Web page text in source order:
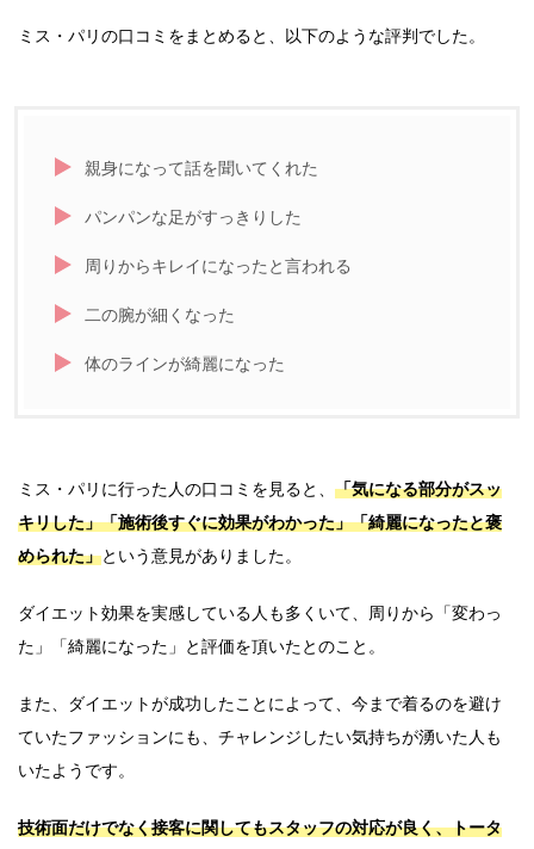
ミス・パリの口コミをまとめると、以下のような評判でした。
親身になって話を聞いてくれた
パンパンな足がすっきりした
周りからキレイになったと言われる
二の腕が細くなった
体のラインが綺麗になった
ミス・パリに行った人の口コミを見ると、 「気になる部分がスッ
キリした」「施術後すぐに効果がわかった」「綺麗になったと褒
められた」という意見がありました。
ダイエット効果を実感している人も多くいて、周りから「変わっ
た」「綺麗になった」と評価を頂いたとのこと。
また、ダイエットが成功したことによって、今まで着るのを避け
ていたファッションにも、チャレンジしたい気持ちが湧いた人も
いたようです。
技術面だけでなく接客に関してもスタッフの対応が良く、トータ